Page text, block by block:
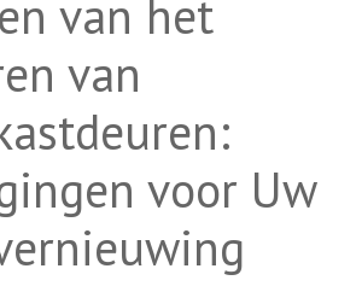
van het
van
voor Uw